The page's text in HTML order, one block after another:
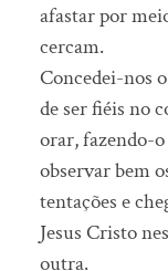
afastar por
cercam.
Concedei-nos
de ser fiéis no
orar, fazendo-o
observar bem
tentações e
Jesus Cristo
outra.